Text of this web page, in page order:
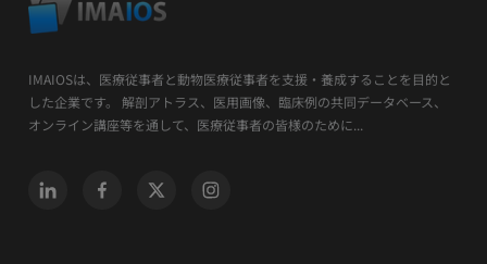
IMAIOSは、医療従事者と動物医療従事者を支援・養成することを目的と
した企業です。 解剖アトラス、医用画像、臨床例の共同データベース、
オンライン講座等を通して、医療従事者の皆様のために...